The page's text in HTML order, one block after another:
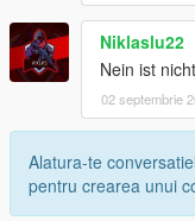
Niklaslu22
Nein ist
02 septembrie
Alatura-te
pentru crearea unui